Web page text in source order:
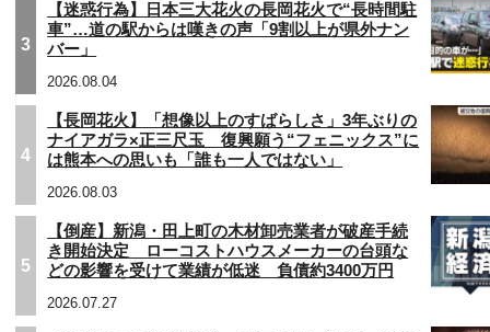
3
【迷惑行為】日本三大花火の長岡花火で“長時間駐
車”…道の駅からは嘆きの声「9割以上が県外ナン
バー」
2026.08.04
4
【長岡花火】「想像以上のすばらしさ」3年ぶりの
ナイアガラ×正三尺玉 復興願う“フェニックス”に
は熊本への思いも「誰も一人ではない」
2026.08.03
5
【倒産】新潟・田上町の木材卸売業者が破産手続
き開始決定 ローコストハウスメーカーの台頭な
どの影響を受けて業績が低迷 負債約3400万円
2026.07.27